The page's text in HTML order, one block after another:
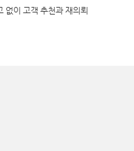
없이 고객 추천과 재의뢰